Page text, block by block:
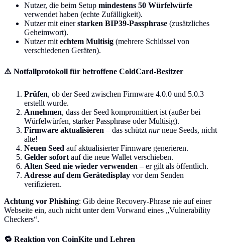
Nutzer, die beim Setup mindestens 50 Würfelwürfe
verwendet haben (echte Zufälligkeit).
Nutzer mit einerstarken BIP39-Passphrase (zusätzliches
Geheimwort).
Nutzer mit echtem Multisig (mehrere Schlüssel von
verschiedenen Geräten).
⚠️ Notfallprotokoll für betroffene ColdCard-Besitzer
Prüfen, ob der Seed zwischen Firmware 4.0.0 und 5.0.3
erstellt wurde.
Annehmen, dass der Seed kompromittiert ist (außer bei
Würfelwürfen, starker Passphrase oder Multisig).
Firmware aktualisieren – das schütztnurneue Seeds, nicht
alte!
Neuen Seed auf aktualisierter Firmware generieren.
Gelder sofortauf die neue Wallet verschieben.
Alten Seed nie wieder verwenden – er gilt als öffentlich.
Adresse auf dem Gerätedisplay vor dem Senden
verifizieren.
Achtung vor Phishing: Gib deine Recovery-Phrase nie auf einer
Webseite ein, auch nicht unter dem Vorwand eines „Vulnerability
Checkers“.
🔁 Reaktion von CoinKite und Lehren